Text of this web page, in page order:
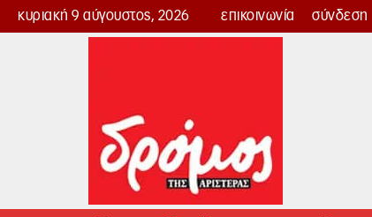
κυριακή 9 αύγουστος, 2026 επικοινωνία σύνδεση
Δρόμος